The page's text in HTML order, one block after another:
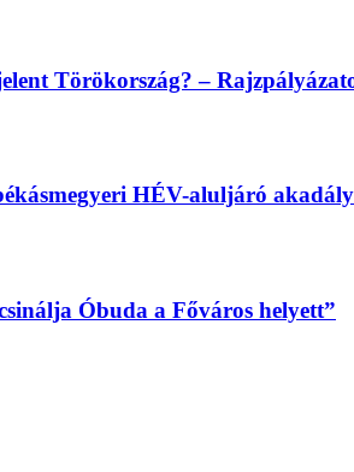
Törökország? –
HÉV-aluljáró
Óbuda a Főváros helyett”